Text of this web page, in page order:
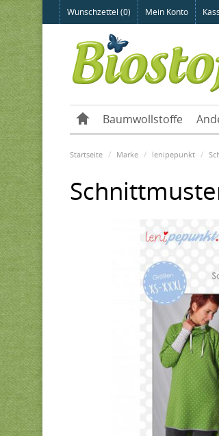
Wunschzettel (0) Mein Konto
Baumwollstoffe
Startseite Marke lenipepunkt